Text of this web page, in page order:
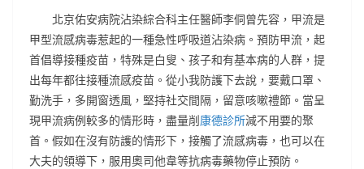
北京佑安病院沾染綜合科主任醫師李侗曾先容，甲流是
甲型流感病毒惹起的一種急性呼吸道沾染病。預防甲流，起
首倡導接種疫苗，特殊是白叟、孩子和有基本病的人群，提
出每年都往接種流感疫苗。從小我防護下去說，要戴口罩、
勤洗手，多開窗透風，堅持社交間隔，留意咳嗽禮節。當呈
現甲流病例較多的情形時，盡量削康德診所減不用要的聚
首。假如在沒有防護的情形下，接觸了流感病毒，也可以在
大夫的領導下，服用奧司他韋等抗病毒藥物停止預防。